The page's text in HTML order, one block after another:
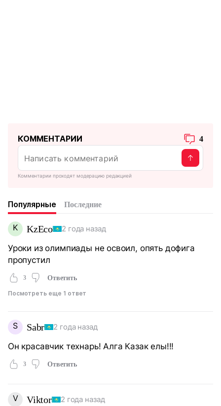
КОММЕНТАРИИ 4
Комментарии проходят модерацию редакцией
Популярные Последние
K KzEco 2 года назад
Уроки из олимпиады не освоил, опять дофига
пропустил
3 Ответить
Посмотреть еще 1 ответ
S Sabr 2 года назад
Он красавчик технарь! Алга Казак елы!!!
3 Ответить
V Viktor 2 года назад